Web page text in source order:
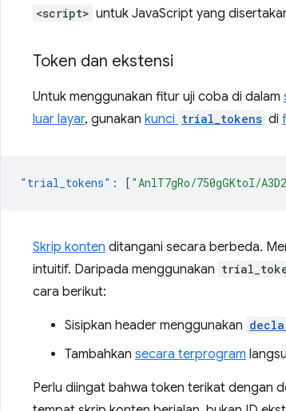
<script> untuk JavaScript yang
Token dan ekstensi
Untuk menggunakan fitur uji coba di dalam
luar layar, gunakan kunci trial_tokens di
"trial_tokens" : [ "AnlT7gRo/750gGKtoI/
Skrip konten ditangani secara berbeda.
intuitif. Daripada menggunakan
cara berikut:
Sisipkan header menggunakan
Tambahkan secara terprogram
Perlu diingat bahwa token terikat dengan